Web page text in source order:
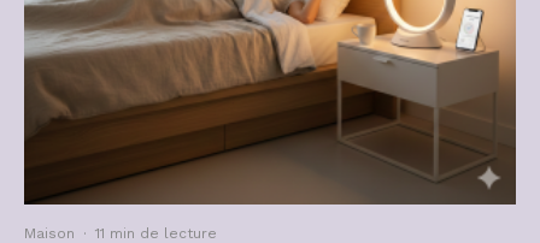
Maison · 11 min de lecture